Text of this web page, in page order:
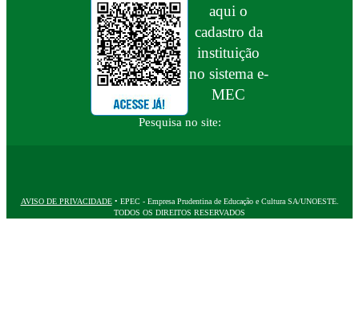
aqui o
cadastro da
instituição
no sistema e-
MEC
Pesquisa no site:
AVISO DE PRIVACIDADE• EPEC - Empresa Prudentina de Educação e Cultura SA/UNOESTE.
TODOS OS DIREITOS RESERVADOS